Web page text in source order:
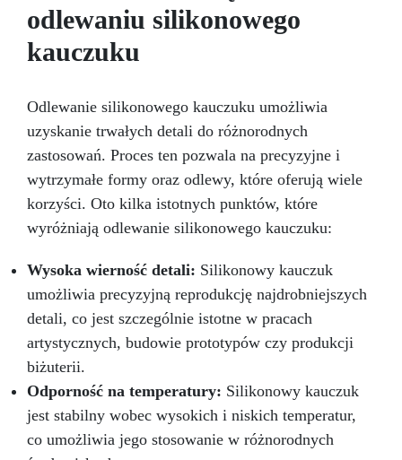
odlewaniu silikonowego
kauczuku
Odlewanie silikonowego kauczuku umożliwia
uzyskanie trwałych detali do różnorodnych
zastosowań. Proces ten pozwala na precyzyjne i
wytrzymałe formy oraz odlewy, które oferują wiele
korzyści. Oto kilka istotnych punktów, które
wyróżniają odlewanie silikonowego kauczuku:
Wysoka wierność detali: Silikonowy kauczuk
umożliwia precyzyjną reprodukcję najdrobniejszych
detali, co jest szczególnie istotne w pracach
artystycznych, budowie prototypów czy produkcji
biżuterii.
Odporność na temperatury: Silikonowy kauczuk
jest stabilny wobec wysokich i niskich temperatur,
co umożliwia jego stosowanie w różnorodnych